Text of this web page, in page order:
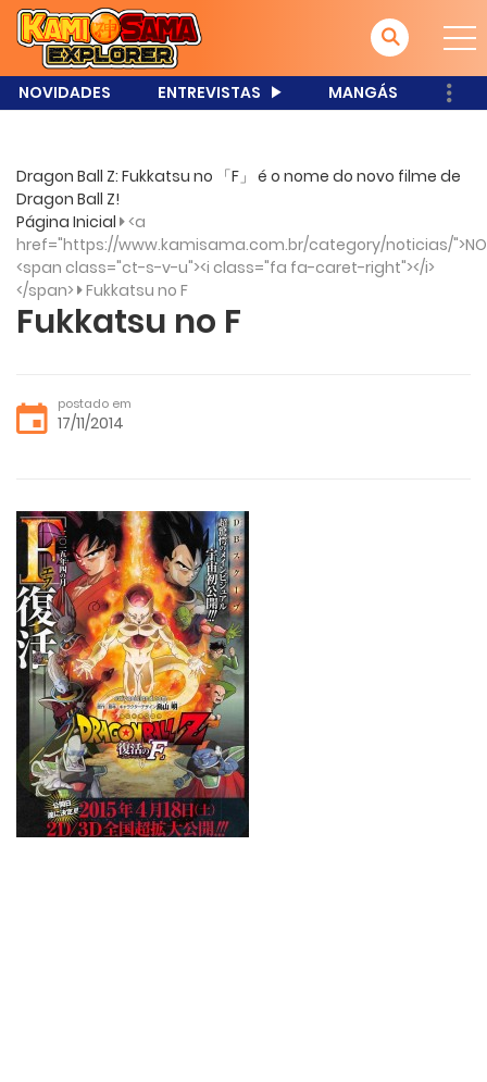
NOVIDADES ENTREVISTAS MANGÁS
Dragon Ball Z: Fukkatsu no 「F」 é o nome do novo filme de
Dragon Ball Z!
Página Inicial <a
href="https://www.kamisama.com.br/category/noticias/
<span class="ct-s-v-u"><i class="fa fa-caret-right"></i>
</span> Fukkatsu no F
Fukkatsu no F
postado em
17/11/2014